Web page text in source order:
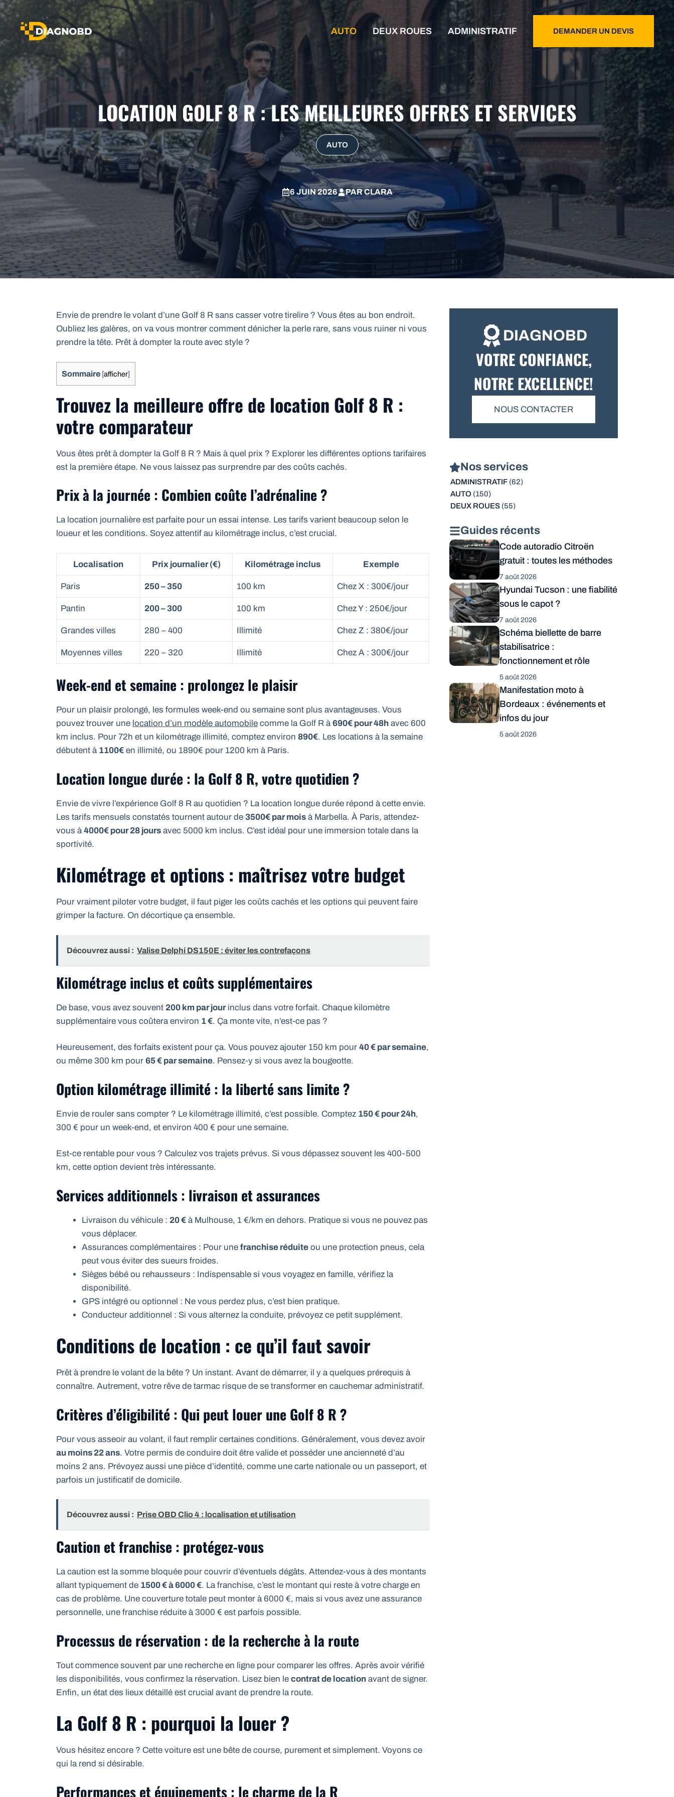
Aller
au
contenu
AUTO DEUX ROUES ADMINISTRATIF DEMANDER UN DEVIS
LOCATION GOLF 8 R : LES MEILLEURES OFFRES ET SERVICES
AUTO
6 JUIN 2026 PARCLARA
Envie de prendre le volant d’une Golf 8 R sans casser votre tirelire ? Vous êtes au bon endroit.
Oubliez les galères, on va vous montrer comment dénicher la perle rare, sans vous ruiner ni vous
prendre la tête. Prêt à dompter la route avec style ?
Sommaire [afficher]
Trouvez la meilleure offre de location Golf 8 R :
votre comparateur
Vous êtes prêt à dompter la Golf 8 R ? Mais à quel prix ? Explorer les différentes options tarifaires
est la première étape. Ne vous laissez pas surprendre par des coûts cachés.
Prix à la journée : Combien coûte l’adrénaline ?
La location journalière est parfaite pour un essai intense. Les tarifs varient beaucoup selon le
loueur et les conditions. Soyez attentif au kilométrage inclus, c’est crucial.
Localisation Prix journalier (€) Kilométrage inclus Exemple
Paris 250 – 350 100 km Chez X : 300€/jour
Pantin 200 – 300 100 km Chez Y : 250€/jour
Grandes villes 280 – 400 Illimité Chez Z : 380€/jour
Moyennes villes 220 – 320 Illimité Chez A : 300€/jour
Week-end et semaine : prolongez le plaisir
Pour un plaisir prolongé, les formules week-end ou semaine sont plus avantageuses. Vous
pouvez trouver une location d’un modèle automobile comme la Golf R à690€ pour 48h avec 600
km inclus. Pour 72h et un kilométrage illimité, comptez environ 890€. Les locations à la semaine
débutent à 1100€ en illimité, ou 1890€ pour 1200 km à Paris.
Location longue durée : la Golf 8 R, votre quotidien ?
Envie de vivre l’expérience Golf 8 R au quotidien ? La location longue durée répond à cette envie.
Les tarifs mensuels constatés tournent autour de 3500€ par mois à Marbella. À Paris, attendez-
vous à 4000€ pour 28 jours avec 5000 km inclus. C’est idéal pour une immersion totale dans la
sportivité.
Kilométrage et options : maîtrisez votre budget
Pour vraiment piloter votre budget, il faut piger les coûts cachés et les options qui peuvent faire
grimper la facture. On décortique ça ensemble.
Découvrez aussi : Valise Delphi DS150E : éviter les contrefaçons
Kilométrage inclus et coûts supplémentaires
De base, vous avez souvent 200 km par jourinclus dans votre forfait. Chaque kilomètre
supplémentaire vous coûtera environ 1 €. Ça monte vite, n’est-ce pas ?
Heureusement, des forfaits existent pour ça. Vous pouvez ajouter 150 km pour 40 € par semaine,
ou même 300 km pour 65 € par semaine. Pensez-y si vous avez la bougeotte.
Option kilométrage illimité : la liberté sans limite ?
Envie de rouler sans compter ? Le kilométrage illimité, c’est possible. Comptez 150 € pour 24h,
300 € pour un week-end, et environ 400 € pour une semaine.
Est-ce rentable pour vous ? Calculez vos trajets prévus. Si vous dépassez souvent les 400-500
km, cette option devient très intéressante.
Services additionnels : livraison et assurances
Livraison du véhicule : 20 € à Mulhouse, 1 €/km en dehors. Pratique si vous ne pouvez pas
vous déplacer.
Assurances complémentaires : Pour une franchise réduite ou une protection pneus, cela
peut vous éviter des sueurs froides.
Sièges bébé ou rehausseurs : Indispensable si vous voyagez en famille, vérifiez la
disponibilité.
GPS intégré ou optionnel : Ne vous perdez plus, c’est bien pratique.
Conducteur additionnel : Si vous alternez la conduite, prévoyez ce petit supplément.
Conditions de location : ce qu’il faut savoir
Prêt à prendre le volant de la bête ? Un instant. Avant de démarrer, il y a quelques prérequis à
connaître. Autrement, votre rêve de tarmac risque de se transformer en cauchemar administratif.
Critères d’éligibilité : Qui peut louer une Golf 8 R ?
Pour vous asseoir au volant, il faut remplir certaines conditions. Généralement, vous devez avoir
au moins 22 ans. Votre permis de conduire doit être valide et posséder une ancienneté d’au
moins 2 ans. Prévoyez aussi une pièce d’identité, comme une carte nationale ou un passeport, et
parfois un justificatif de domicile.
Découvrez aussi : Prise OBD Clio 4 : localisation et utilisation
Caution et franchise : protégez-vous
La caution est la somme bloquée pour couvrir d’éventuels dégâts. Attendez-vous à des montants
allant typiquement de 1500 € à 6000 €. La franchise, c’est le montant qui reste à votre charge en
cas de problème. Une couverture totale peut monter à 6000 €, mais si vous avez une assurance
personnelle, une franchise réduite à 3000 € est parfois possible.
Processus de réservation : de la recherche à la route
Tout commence souvent par une recherche en ligne pour comparer les offres. Après avoir vérifié
les disponibilités, vous confirmez la réservation. Lisez bien le contrat de location avant de signer.
Enfin, un état des lieux détaillé est crucial avant de prendre la route.
La Golf 8 R : pourquoi la louer ?
Vous hésitez encore ? Cette voiture est une bête de course, purement et simplement. Voyons ce
qui la rend si désirable.
Performances et équipements : le charme de la R
DIAGNOBD
VOTRE CONFIANCE,
NOTRE EXCELLENCE!
NOUS CONTACTER
Nos services
ADMINISTRATIF(62)
AUTO (150)
DEUX ROUES(55)
Guides récents
Code autoradio Citroën
gratuit : toutes les méthodes
7 août 2026
Hyundai Tucson : une fiabilité
sous le capot ?
7 août 2026
Schéma biellette de barre
stabilisatrice :
fonctionnement et rôle
5 août 2026
Manifestation moto à
Bordeaux : événements et
infos du jour
5 août 2026